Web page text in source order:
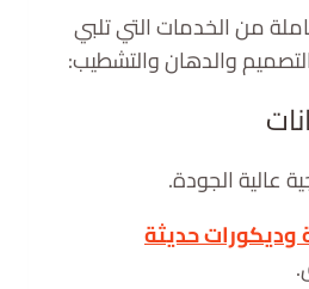
من الخدمات التي تلبي
والدهان والتشطيب:
عالية الجودة.
حديثة